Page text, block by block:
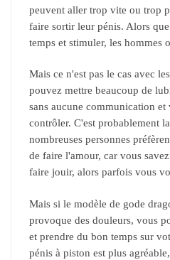
peuvent aller trop vite ou trop
faire sortir leur pénis. Alors
temps et stimuler, les hommes
Mais ce n'est pas le cas avec
pouvez mettre beaucoup de
sans aucune communication
contrôler. C'est probablement
nombreuses personnes
de faire l'amour, car vous
faire jouir, alors parfois vous
Mais si le modèle de gode
provoque des douleurs, vous
et prendre du bon temps sur
pénis à piston est plus